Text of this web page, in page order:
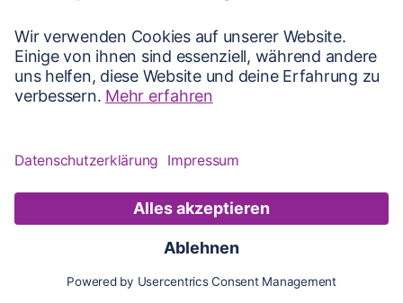
Karte Updates Konto
Karte